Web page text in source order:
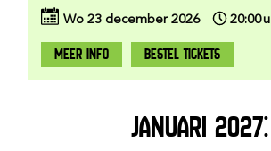
Wo 23 december 2026 20:00u
MEER INFO BESTEL TICKETS
JANUARI 2027: